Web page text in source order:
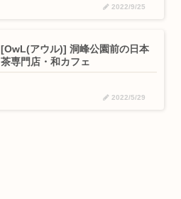
2022/9/25
[OwL(アウル)] 洞峰公園前の日本
茶専門店・和カフェ
2022/5/29